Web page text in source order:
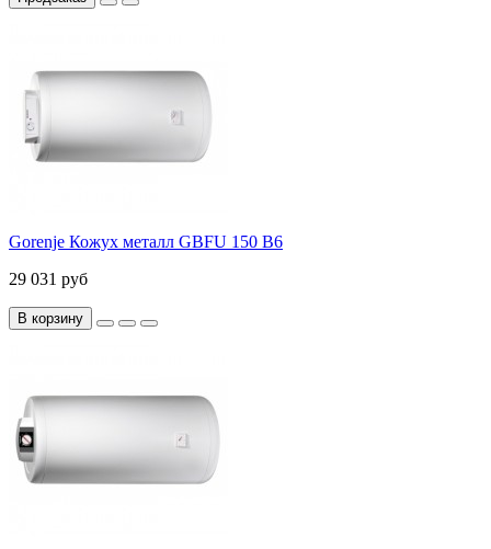
Gorenje Кожух металл GBFU 150 B6
29 031 руб
В корзину